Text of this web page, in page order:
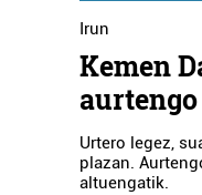
Irun
Kemen
Urtero legez,
plazan.
altuengatik.